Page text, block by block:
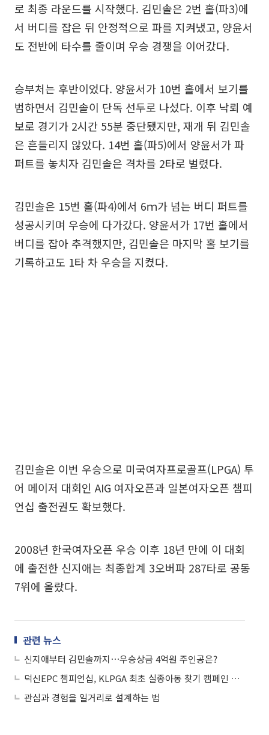
로 최종 라운드를 시작했다. 김민솔은 2번 홀(파3)에
서 버디를 잡은 뒤 안정적으로 파를 지켜냈고, 양윤서
도 전반에 타수를 줄이며 우승 경쟁을 이어갔다.
승부처는 후반이었다. 양윤서가 10번 홀에서 보기를
범하면서 김민솔이 단독 선두로 나섰다. 이후 낙뢰 예
보로 경기가 2시간 55분 중단됐지만, 재개 뒤 김민솔
은 흔들리지 않았다. 14번 홀(파5)에서 양윤서가 파
퍼트를 놓치자 김민솔은 격차를 2타로 벌렸다.
김민솔은 15번 홀(파4)에서 6ｍ가 넘는 버디 퍼트를
성공시키며 우승에 다가갔다. 양윤서가 17번 홀에서
버디를 잡아 추격했지만, 김민솔은 마지막 홀 보기를
기록하고도 1타 차 우승을 지켰다.
김민솔은 이번 우승으로 미국여자프로골프(LPGA) 투
어 메이저 대회인 AIG 여자오픈과 일본여자오픈 챔피
언십 출전권도 확보했다.
2008년 한국여자오픈 우승 이후 18년 만에 이 대회
에 출전한 신지애는 최종합계 3오버파 287타로 공동
7위에 올랐다.
관련 뉴스
신지애부터 김민솔까지⋯우승상금 4억원 주인공은?
덕신EPC 챔피언십, KLPGA 최초 실종아동 찾기 캠페인 전개
관심과 경험을 일거리로 설계하는 법